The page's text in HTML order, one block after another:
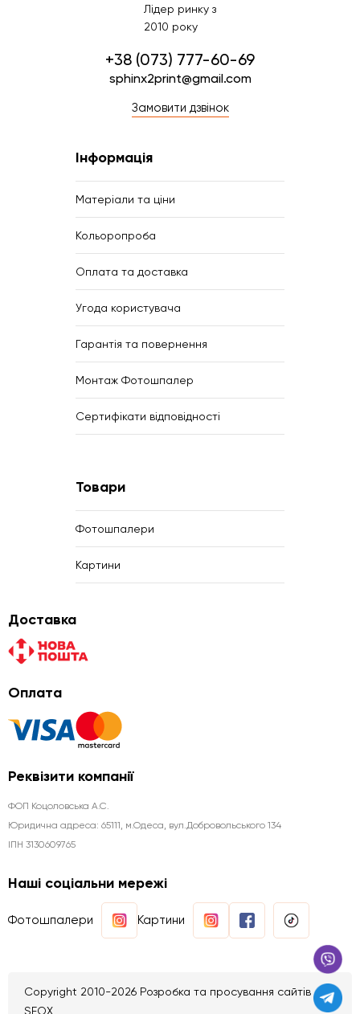
Лідер ринку з
2010 року
+38 (073) 777-60-69
sphinx2print@gmail.com
Замовити дзвінок
Інформація
Матеріали та ціни
Кольоропроба
Оплата та доставка
Угода користувача
Гарантія та повернення
Монтаж Фотошпалер
Сертифікати відповідності
Товари
Фотошпалери
Картини
Доставка
Оплата
Реквізити компанії
ФОП Коцоловська А.С.
Юридична aдреса: 65111, м.Одеса, вул.Добровольського 134
ІПН 3130609765
Наші соціальни мережі
Фотошпалери Картини
Copyright 2010-2026 Розробка та просування сайтів
SEOX